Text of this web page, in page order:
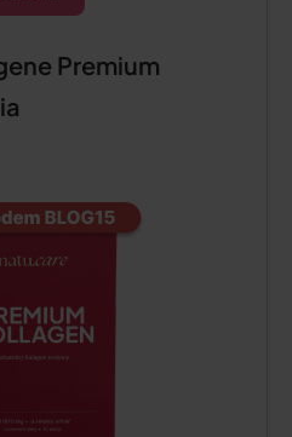
Premium